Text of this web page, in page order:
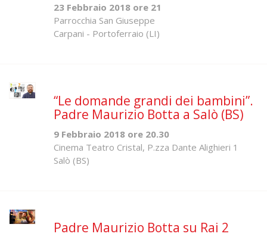
23 Febbraio 2018 ore 21
Parrocchia San Giuseppe
Carpani - Portoferraio (LI)
“Le domande grandi dei bambini”.
Padre Maurizio Botta a Salò (BS)
9 Febbraio 2018 ore 20.30
Cinema Teatro Cristal, P.zza Dante Alighieri 1
Salò (BS)
Padre Maurizio Botta su Rai 2